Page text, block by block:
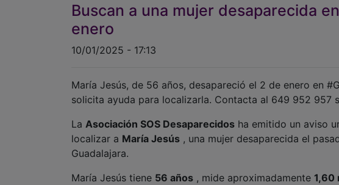
Buscan a una mujer desaparecida
enero
10/01/2025 - 17:13
María Jesús, de 56 años, desapareció el 2 de enero en
solicita ayuda para localizarla. Contacta al 649 952 957
La Asociación SOS Desaparecidos ha emitido un aviso
localizar a María Jesús , una mujer desaparecida el
Guadalajara.
María Jesús tiene 56 años , mide aproximadamente 1,60